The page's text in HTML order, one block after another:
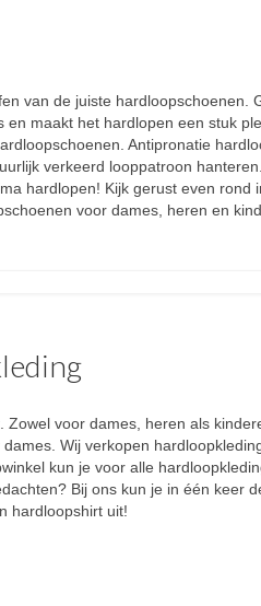
van de juiste
maakt het hardlopen een stuk
Antipronatie
verkeerd looppatroon
hardlopen! Kijk gerust even
voor dames, heren en
voor dames, heren als
Wij verkopen
kun je voor alle
Bij ons kun je in één keer
hardloopshirt uit!